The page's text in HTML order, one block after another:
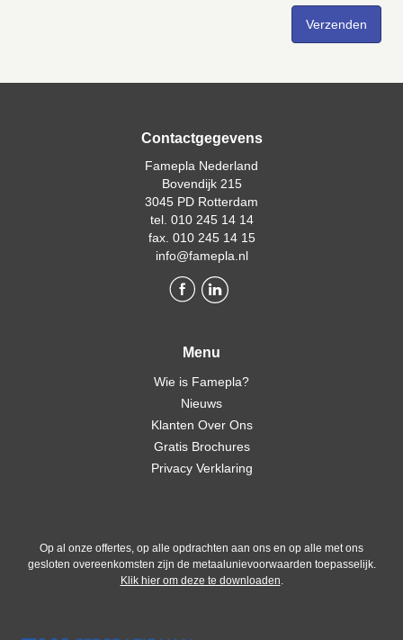
Contactgegevens
Famepla Nederland
Bovendijk 215
3045 PD Rotterdam
tel. 010 245 14 14
fax. 010 245 14 15
info@famepla.nl
Menu
Wie is Famepla?
Nieuws
Klanten Over Ons
Gratis Brochures
Privacy Verklaring
Op al onze offertes, op alle opdrachten aan ons en op alle met ons
gesloten overeenkomsten zijn de metaalunievoorwaarden toepasselijk.
Klik hier om deze te downloaden